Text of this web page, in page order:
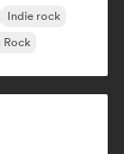
Indie rock
Rock